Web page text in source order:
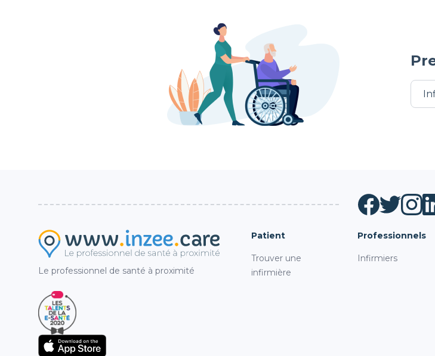
Le professionnel de santé à proximité
Patient
Trouver une
infirmière
Professionnels
Infirmiers